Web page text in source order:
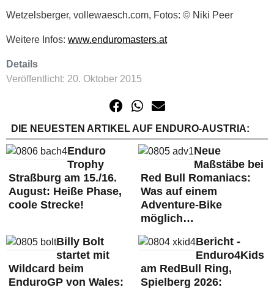
Wetzelsberger, vollewaesch.com, Fotos: © Niki Peer
Weitere Infos: www.enduromasters.at
Details
Veröffentlicht: 20. Oktober 2015
DIE NEUESTEN ARTIKEL AUF ENDURO-AUSTRIA:
Enduro
Trophy
Straßburg am 15./16.
August: Heiße Phase,
coole Strecke!
Neue
Maßstäbe bei
Red Bull Romaniacs:
Was auf einem
Adventure-Bike
möglich…
Billy Bolt
startet mit
Wildcard beim
EnduroGP von Wales:
Bericht -
Enduro4Kids
am RedBull Ring,
Spielberg 2026: